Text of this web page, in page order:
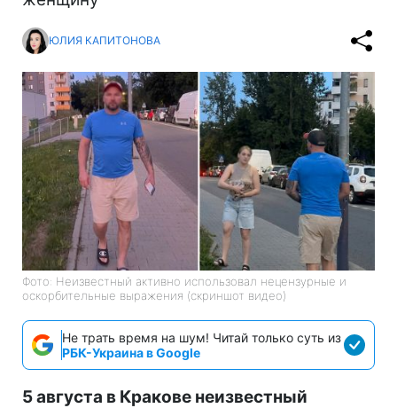
ЮЛИЯ КАПИТОНОВА
Фото: Неизвестный активно использовал нецензурные и
оскорбительные выражения (скриншот видео)
Не трать время на шум! Читай только суть из
РБК-Украина в Google
5 августа в Кракове неизвестный